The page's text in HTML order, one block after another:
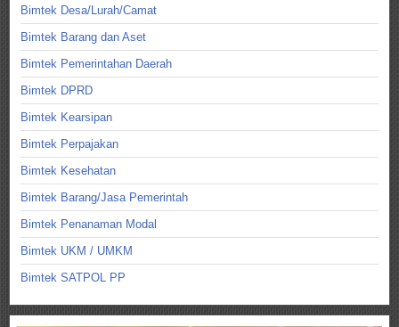
Bimtek Desa/Lurah/Camat
Bimtek Barang dan Aset
Bimtek Pemerintahan Daerah
Bimtek DPRD
Bimtek Kearsipan
Bimtek Perpajakan
Bimtek Kesehatan
Bimtek Barang/Jasa Pemerintah
Bimtek Penanaman Modal
Bimtek UKM / UMKM
Bimtek SATPOL PP